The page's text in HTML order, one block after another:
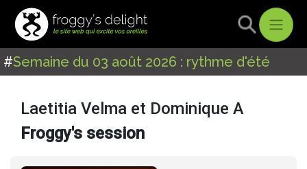
#Semaine du 03 août 2026 : rythme d'été
Laetitia Velma et Dominique A
Froggy's session